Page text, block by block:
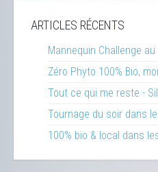
ARTICLES RÉCENTS
Mannequin Challenge
Zéro Phyto 100% Bio,
Tout ce qui me reste -
Tournage du soir dans
100% bio & local dans